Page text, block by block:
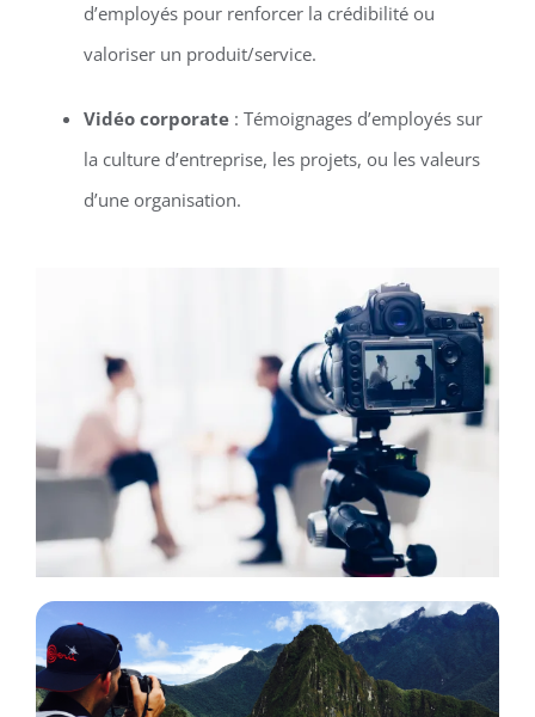
d’employés pour renforcer la crédibilité ou
valoriser un produit/service.
Vidéo corporate: Témoignages d’employés sur
la culture d’entreprise, les projets, ou les valeurs
d’une organisation.